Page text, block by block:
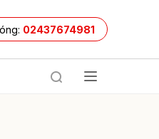
02437674981